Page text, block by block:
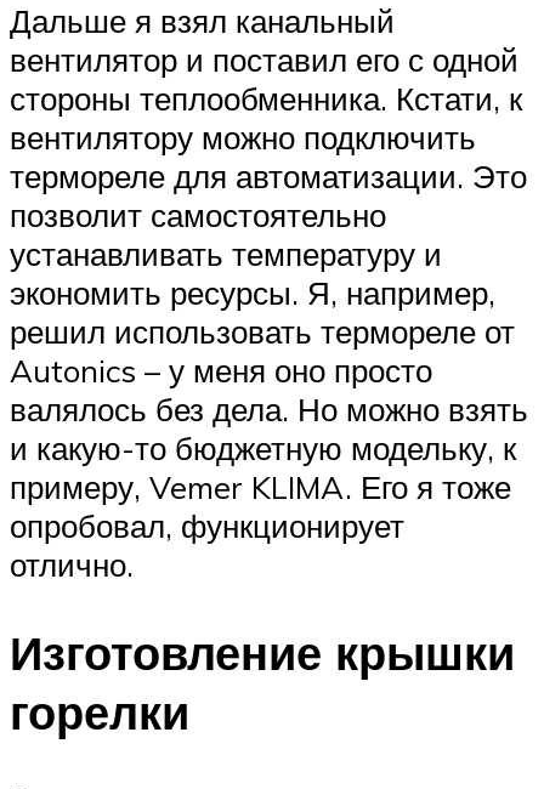
Дальше я взял канальный
вентилятор и поставил его с одной
стороны теплообменника. Кстати, к
вентилятору можно подключить
термореле для автоматизации. Это
позволит самостоятельно
устанавливать температуру и
экономить ресурсы. Я, например,
решил использовать термореле от
Autonics – у меня оно просто
валялось без дела. Но можно взять
и какую-то бюджетную модельку, к
примеру, Vemer KLIMA. Его я тоже
опробовал, функционирует
отлично.
Изготовление крышки
горелки